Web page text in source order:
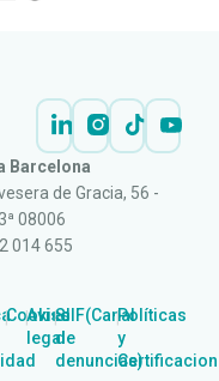
Barcelona
de Gracia, 56 -
08006
014 655
|Cookies
|Aviso
legal
|SIIF(Canal
de
denuncias)
|Políticas
y